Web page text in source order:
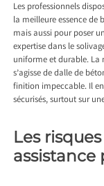
Les professionnels
la meilleure essence de
mais aussi pour poser
expertise dans le
uniforme et durable. La
s’agisse de dalle de
finition impeccable. Il
sécurisés, surtout sur
Les
assistance